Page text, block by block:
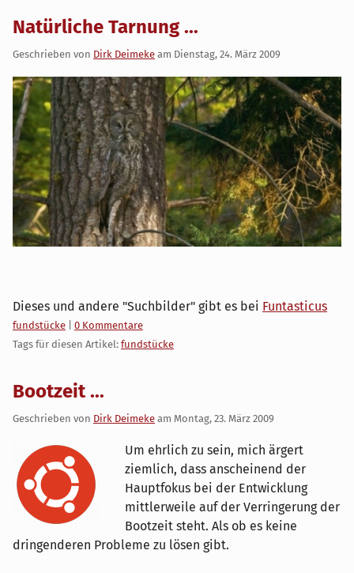
Natürliche Tarnung ...
Geschrieben von Dirk Deimeke am Dienstag, 24. März 2009
Dieses und andere "Suchbilder" gibt es bei Funtasticus
Kategorien:
fundstücke
0 Kommentare
Tags für diesen Artikel: fundstücke
Bootzeit ...
Geschrieben von Dirk Deimeke am Montag, 23. März 2009
Um ehrlich zu sein, mich ärgert
ziemlich, dass anscheinend der
Hauptfokus bei der Entwicklung
mittlerweile auf der Verringerung der
Bootzeit steht. Als ob es keine
dringenderen Probleme zu lösen gibt.